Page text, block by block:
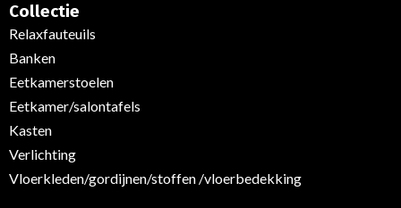
Collectie
Relaxfauteuils
Banken
Eetkamerstoelen
Eetkamer/salontafels
Kasten
Verlichting
Vloerkleden/gordijnen/stoffen /vloerbedekking